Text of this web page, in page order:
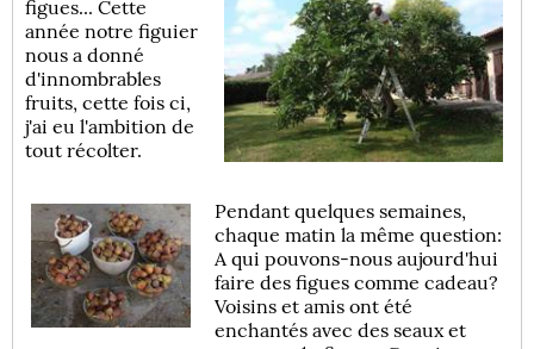
figues... Cette
année notre figuier
nous a donné
d'innombrables
fruits, cette fois ci,
j'ai eu l'ambition de
tout récolter.
Pendant quelques semaines,
chaque matin la même question:
A qui pouvons-nous aujourd'hui
faire des figues comme cadeau?
Voisins et amis ont été
enchantés avec des seaux et